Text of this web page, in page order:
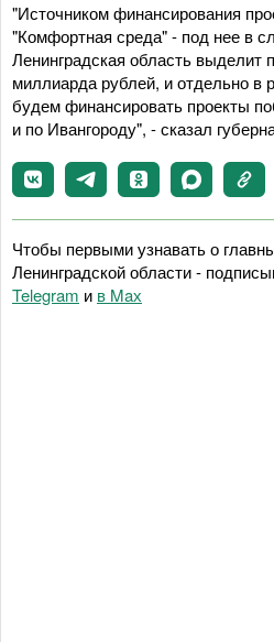
"Источником финансирования
"Комфортная среда" - под нее в
Ленинградская область выделит
миллиарда рублей, и отдельно в
будем финансировать проекты
и по Ивангороду", - сказал
Чтобы первыми узнавать о
Ленинградской области -
Telegram и в Maх